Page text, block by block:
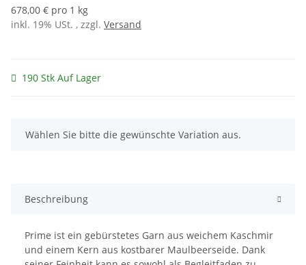
678,00 € pro 1 kg
inkl. 19% USt. , zzgl. Versand
190 Stk Auf Lager
x
Wählen Sie bitte die gewünschte Variation aus.
Beschreibung
Prime ist ein gebürstetes Garn aus weichem Kaschmir
und einem Kern aus kostbarer Maulbeerseide. Dank